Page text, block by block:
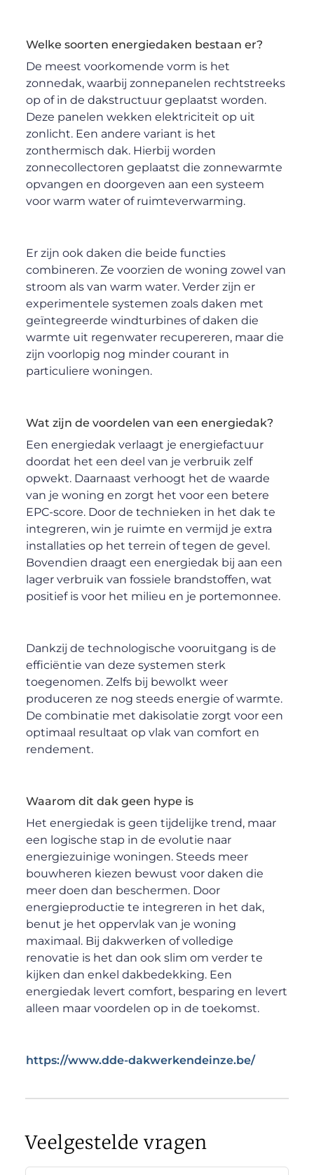
Welke soorten energiedaken bestaan er?
De meest voorkomende vorm is het
zonnedak, waarbij zonnepanelen rechtstreeks
op of in de dakstructuur geplaatst worden.
Deze panelen wekken elektriciteit op uit
zonlicht. Een andere variant is het
zonthermisch dak. Hierbij worden
zonnecollectoren geplaatst die zonnewarmte
opvangen en doorgeven aan een systeem
voor warm water of ruimteverwarming.
Er zijn ook daken die beide functies
combineren. Ze voorzien de woning zowel van
stroom als van warm water. Verder zijn er
experimentele systemen zoals daken met
geïntegreerde windturbines of daken die
warmte uit regenwater recupereren, maar die
zijn voorlopig nog minder courant in
particuliere woningen.
Wat zijn de voordelen van een energiedak?
Een energiedak verlaagt je energiefactuur
doordat het een deel van je verbruik zelf
opwekt. Daarnaast verhoogt het de waarde
van je woning en zorgt het voor een betere
EPC-score. Door de technieken in het dak te
integreren, win je ruimte en vermijd je extra
installaties op het terrein of tegen de gevel.
Bovendien draagt een energiedak bij aan een
lager verbruik van fossiele brandstoffen, wat
positief is voor het milieu en je portemonnee.
Dankzij de technologische vooruitgang is de
efficiëntie van deze systemen sterk
toegenomen. Zelfs bij bewolkt weer
produceren ze nog steeds energie of warmte.
De combinatie met dakisolatie zorgt voor een
optimaal resultaat op vlak van comfort en
rendement.
Waarom dit dak geen hype is
Het energiedak is geen tijdelijke trend, maar
een logische stap in de evolutie naar
energiezuinige woningen. Steeds meer
bouwheren kiezen bewust voor daken die
meer doen dan beschermen. Door
energieproductie te integreren in het dak,
benut je het oppervlak van je woning
maximaal. Bij dakwerken of volledige
renovatie is het dan ook slim om verder te
kijken dan enkel dakbedekking. Een
energiedak levert comfort, besparing en levert
alleen maar voordelen op in de toekomst.
https://www.dde-dakwerkendeinze.be/
Veelgestelde vragen